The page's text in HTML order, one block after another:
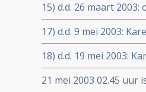
15) d.d. 26 maart
sterke vermindering
17) d.d. 9 mei 2003:
sterven in Ierland. De
aan dat ze haar niet
18) d.d. 19 mei 2003:
bijna de hele dag
21 mei 2003 02.45 uur